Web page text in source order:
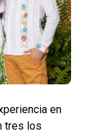
en
tres los